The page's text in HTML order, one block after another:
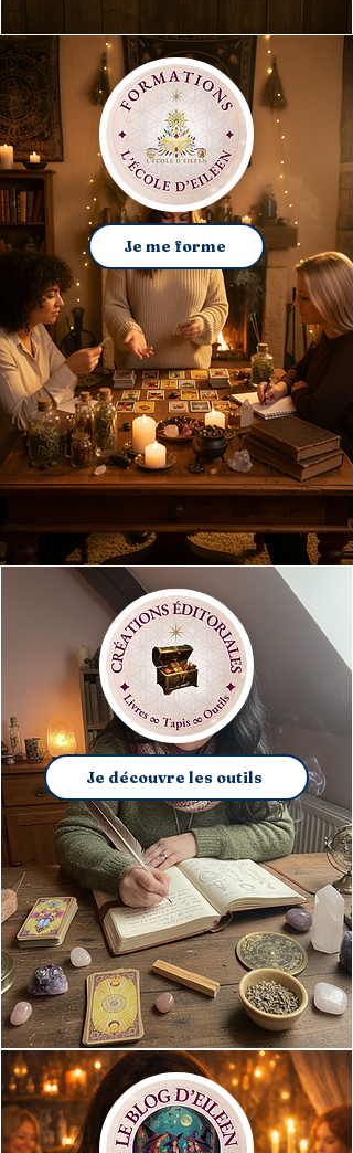
Je me forme
Je découvre les outils